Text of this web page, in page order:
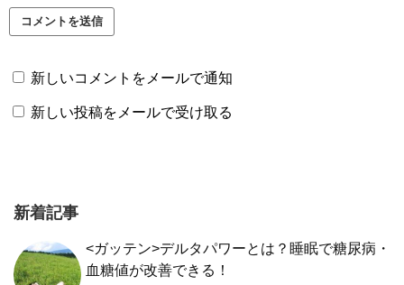
新しいコメントをメールで通知
新しい投稿をメールで受け取る
新着記事
<ガッテン>デルタパワーとは？睡眠で糖尿病・
血糖値が改善できる！